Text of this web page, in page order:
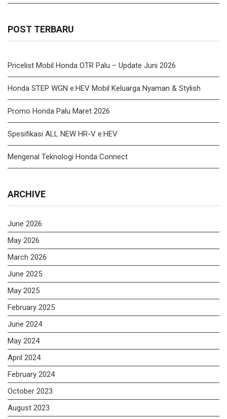
POST TERBARU
Pricelist Mobil Honda OTR Palu – Update Juni 2026
Honda STEP WGN e:HEV Mobil Keluarga Nyaman & Stylish
Promo Honda Palu Maret 2026
Spesifikasi ALL NEW HR-V e:HEV
Mengenal Teknologi Honda Connect
ARCHIVE
June 2026
May 2026
March 2026
June 2025
May 2025
February 2025
June 2024
May 2024
April 2024
February 2024
October 2023
August 2023